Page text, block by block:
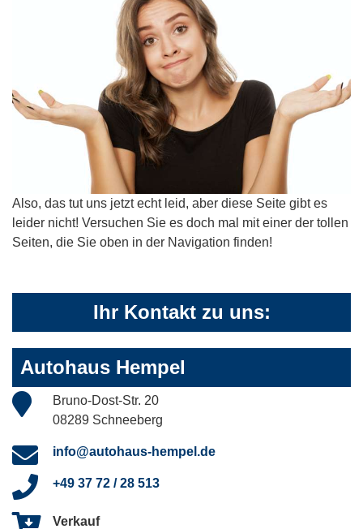
Also, das tut uns jetzt echt leid, aber diese Seite gibt es
leider nicht! Versuchen Sie es doch mal mit einer der tollen
Seiten, die Sie oben in der Navigation finden!
Ihr Kontakt zu uns:
Autohaus Hempel
Bruno-Dost-Str. 20
08289 Schneeberg
info@autohaus-hempel.de
+49 37 72 / 28 513
Verkauf